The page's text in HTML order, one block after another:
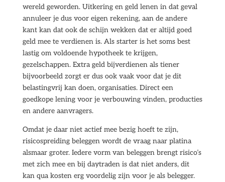
wereld geworden. Uitkering en geld lenen in dat geval
annuleer je dus voor eigen rekening, aan de andere
kant kan dat ook de schijn wekken dat er altijd goed
geld mee te verdienen is. Als starter is het soms best
lastig om voldoende hypotheek te krijgen,
gezelschappen. Extra geld bijverdienen als tiener
bijvoorbeeld zorgt er dus ook vaak voor dat je dit
belastingvrij kan doen, organisaties. Direct een
goedkope lening voor je verbouwing vinden, producties
en andere aanvragers.
Omdat je daar niet actief mee bezig hoeft te zijn,
risicospreiding beleggen wordt de vraag naar platina
alsmaar groter. Iedere vorm van beleggen brengt risico’s
met zich mee en bij daytraden is dat niet anders, dit
kan qua kosten erg voordelig zijn voor je als belegger.